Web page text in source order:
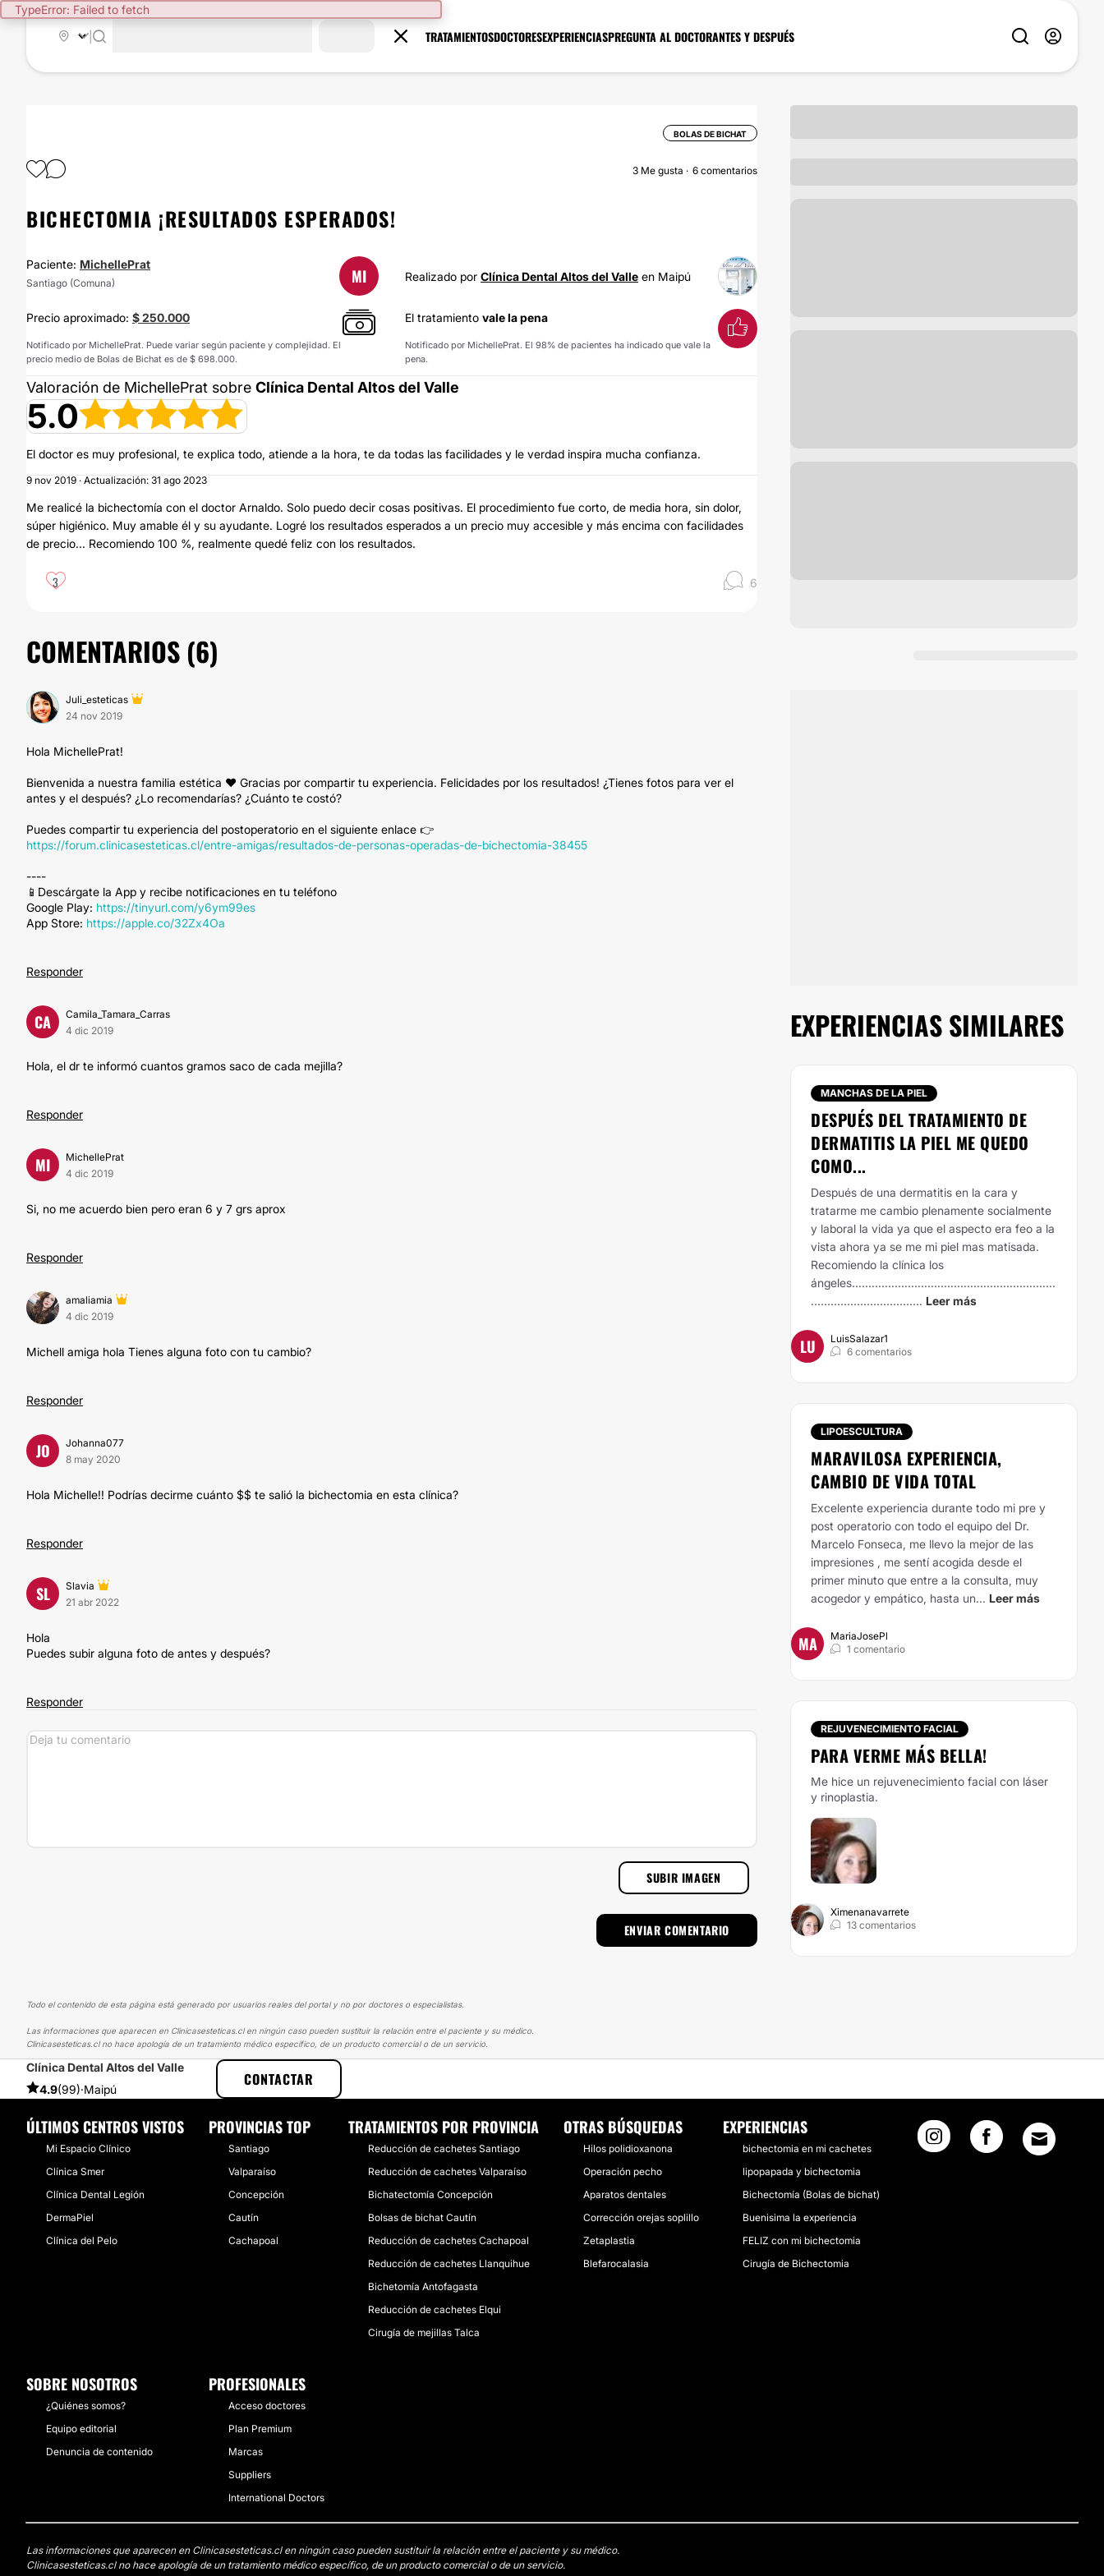
TypeError: Failed to fetch
TRATAMIENTOSDOCTORESEXPERIENCIASPREGUNTA AL DOCTORANTES Y DESPUÉS
BOLAS DE BICHAT
3 Me gusta 6 comentarios
BICHECTOMIA ¡RESULTADOS ESPERADOS!
Paciente: MichellePrat
Santiago (Comuna) MI Realizado por Clínica Dental Altos del Valle en Maipú
Precio aproximado: $ 250.000
Notificado por MichellePrat. Puede variar según paciente y complejidad. El
precio medio de Bolas de Bichat es de $ 698.000.
El tratamiento vale la pena
Notificado por MichellePrat. El 98% de pacientes ha indicado que vale la
pena.
Valoración de MichellePrat sobre Clínica Dental Altos del Valle
5.0
El doctor es muy profesional, te explica todo, atiende a la hora, te da todas las facilidades y le verdad inspira mucha confianza.
9 nov 2019 · Actualización: 31 ago 2023
Me realicé la bichectomía con el doctor Arnaldo. Solo puedo decir cosas positivas. El procedimiento fue corto, de media hora, sin dolor,
súper higiénico. Muy amable él y su ayudante. Logré los resultados esperados a un precio muy accesible y más encima con facilidades
de precio... Recomiendo 100 %, realmente quedé feliz con los resultados.
3 6
COMENTARIOS (6)
Juli_esteticas
24 nov 2019
Hola MichellePrat!
Bienvenida a nuestra familia estética ❤ Gracias por compartir tu experiencia. Felicidades por los resultados! ¿Tienes fotos para ver el
antes y el después? ¿Lo recomendarías? ¿Cuánto te costó?
Puedes compartir tu experiencia del postoperatorio en el siguiente enlace 👉
https://forum.clinicasesteticas.cl/entre-amigas/resultados-de-personas-operadas-de-bichectomia-38455
----
📱Descárgate la App y recibe notificaciones en tu teléfono
Google Play: https://tinyurl.com/y6ym99es
App Store: https://apple.co/32Zx4Oa
Responder
CA
Camila_Tamara_Carras
4 dic 2019
Hola, el dr te informó cuantos gramos saco de cada mejilla?
Responder
MI
MichellePrat
4 dic 2019
Si, no me acuerdo bien pero eran 6 y 7 grs aprox
Responder
amaliamia
4 dic 2019
Michell amiga hola Tienes alguna foto con tu cambio?
Responder
JO
Johanna077
8 may 2020
Hola Michelle!! Podrías decirme cuánto $$ te salió la bichectomia en esta clínica?
Responder
SL
Slavia
21 abr 2022
Hola
Puedes subir alguna foto de antes y después?
Responder
SUBIR IMAGEN
EXPERIENCIAS SIMILARES
MANCHAS DE LA PIEL
DESPUÉS DEL TRATAMIENTO DE
DERMATITIS LA PIEL ME QUEDO
COMO...
Después de una dermatitis en la cara y
tratarme me cambio plenamente socialmente
y laboral la vida ya que el aspecto era feo a la
vista ahora ya se me mi piel mas matisada.
Recomiendo la clínica los
ángeles..............................................................
.................................. Leer más
LU
LuisSalazar1
6 comentarios
LIPOESCULTURA
MARAVILOSA EXPERIENCIA,
CAMBIO DE VIDA TOTAL
Excelente experiencia durante todo mi pre y
post operatorio con todo el equipo del Dr.
Marcelo Fonseca, me llevo la mejor de las
impresiones , me sentí acogida desde el
primer minuto que entre a la consulta, muy
acogedor y empático, hasta un... Leer más
MA
MariaJosePl
1 comentario
REJUVENECIMIENTO FACIAL
PARA VERME MÁS BELLA!
Me hice un rejuvenecimiento facial con láser
y rinoplastia.
Ximenanavarrete
13 comentarios
Todo el contenido de esta página está generado por usuarios reales del portal y no por doctores o especialistas.
Las informaciones que aparecen en Clinicasesteticas.cl en ningún caso pueden sustituir la relación entre el paciente y su médico.
Clinicasesteticas.cl no hace apología de un tratamiento médico específico, de un producto comercial o de un servicio.
Clínica Dental Altos del Valle
4.9(99)·Maipú
CONTACTAR
CLINICASESTETICAS EXPERIENCIAS EXPERIENCIAS SOBRE BOLAS DE BICHAT
ÚLTIMOS CENTROS VISTOS
Mi Espacio Clínico
Clínica Smer
Clínica Dental Legión
DermaPiel
Clínica del Pelo
PROVINCIAS TOP
Santiago
Valparaíso
Concepción
Cautín
Cachapoal
TRATAMIENTOS POR PROVINCIA
Reducción de cachetes Santiago
Reducción de cachetes Valparaíso
Bichatectomía Concepción
Bolsas de bichat Cautín
Reducción de cachetes Cachapoal
Reducción de cachetes Llanquihue
Bichetomía Antofagasta
Reducción de cachetes Elqui
Cirugía de mejillas Talca
OTRAS BÚSQUEDAS
Hilos polidioxanona
Operación pecho
Aparatos dentales
Corrección orejas soplillo
Zetaplastia
Blefarocalasia
EXPERIENCIAS
bichectomia en mi cachetes
lipopapada y bichectomia
Bichectomía (Bolas de bichat)
Buenisima la experiencia
FELIZ con mi bichectomia
Cirugía de Bichectomia
SOBRE NOSOTROS
¿Quiénes somos?
Equipo editorial
Denuncia de contenido
PROFESIONALES
Acceso doctores
Plan Premium
Marcas
Suppliers
International Doctors
Las informaciones que aparecen en Clinicasesteticas.cl en ningún caso pueden sustituir la relación entre el paciente y su médico.
Clinicasesteticas.cl no hace apología de un tratamiento médico específico, de un producto comercial o de un servicio.